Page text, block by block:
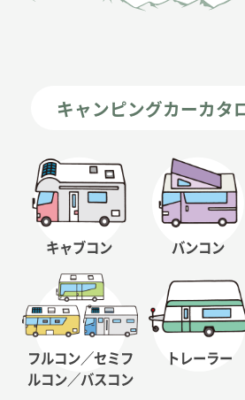
キャンピングカーカタ
キャブコン バンコン
フルコン／セミフ
ルコン／バスコン
トレーラー